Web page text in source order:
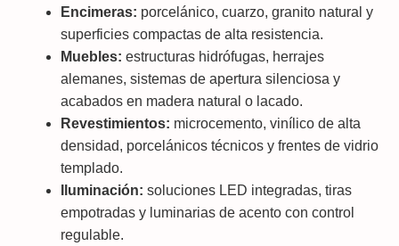
Encimeras: porcelánico, cuarzo, granito natural y
superficies compactas de alta resistencia.
Muebles: estructuras hidrófugas, herrajes
alemanes, sistemas de apertura silenciosa y
acabados en madera natural o lacado.
Revestimientos: microcemento, vinílico de alta
densidad, porcelánicos técnicos y frentes de vidrio
templado.
Iluminación: soluciones LED integradas, tiras
empotradas y luminarias de acento con control
regulable.